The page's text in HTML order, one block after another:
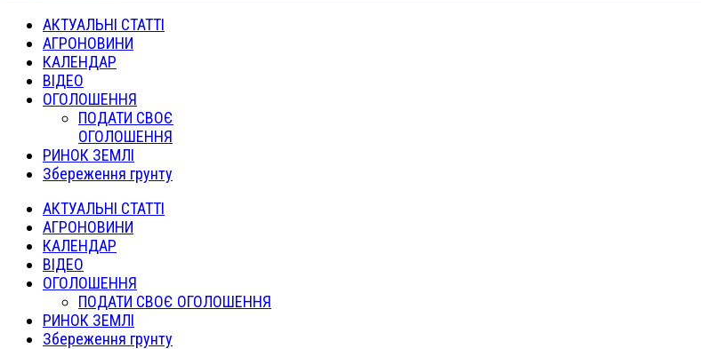
АКТУАЛЬНІ СТАТТІ
АГРОНОВИНИ
КАЛЕНДАР
ВІДЕО
ОГОЛОШЕННЯ
ПОДАТИ СВОЄ
ОГОЛОШЕННЯ
РИНОК ЗЕМЛІ
Збереження грунту
АКТУАЛЬНІ СТАТТІ
АГРОНОВИНИ
КАЛЕНДАР
ВІДЕО
ОГОЛОШЕННЯ
ПОДАТИ СВОЄ ОГОЛОШЕННЯ
РИНОК ЗЕМЛІ
Збереження грунту